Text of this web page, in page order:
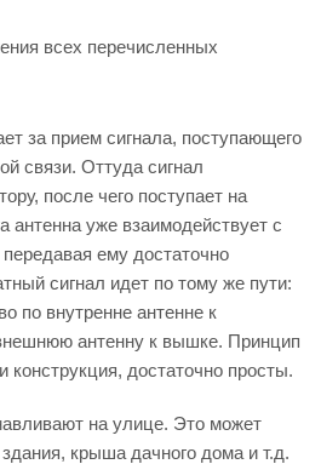
всех перечисленных
за прием сигнала, поступающего
связи. Оттуда сигнал
после чего поступает на
антенна уже взаимодействует с
ему достаточно
сигнал идет по тому же пути:
по внутренне антенне к
антенну к вышке. Принцип
конструкция, достаточно просты.
на улице. Это может
крыша дачного дома и т.д.